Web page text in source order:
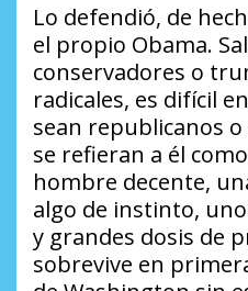
Lo defendió, de
el propio Obama.
conservadores o
radicales, es difícil
sean republicanos
se refieran a él
hombre decente,
algo de instinto,
y grandes dosis de
sobrevive en